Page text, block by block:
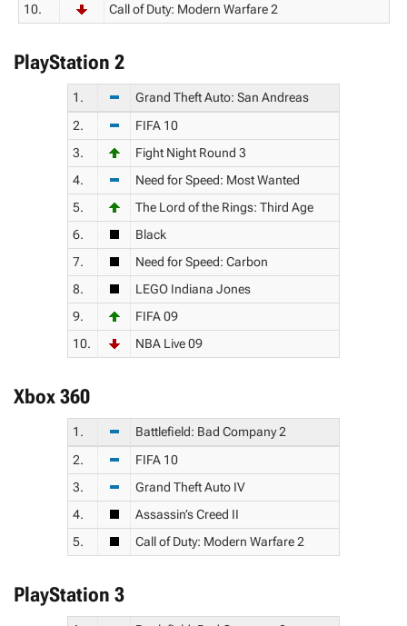
10.
Call of Duty: Modern Warfare 2
PlayStation 2
1.
Grand Theft Auto: San Andreas
2.
FIFA 10
3.
Fight Night Round 3
4.
Need for Speed: Most Wanted
5.
The Lord of the Rings: Third Age
6.
Black
7.
Need for Speed: Carbon
8.
LEGO Indiana Jones
9.
FIFA 09
10.
NBA Live 09
Xbox 360
1.
Battlefield: Bad Company 2
2.
FIFA 10
3.
Grand Theft Auto IV
4.
Assassin’s Creed II
5.
Call of Duty: Modern Warfare 2
PlayStation 3